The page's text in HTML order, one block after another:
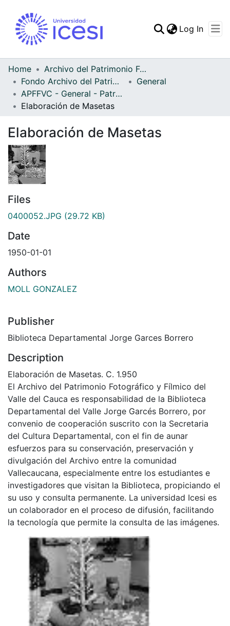
Statistics
Log In
Home
Archivo del Patrimonio Fotográfico y Fílmico del Valle del Cauca
Fondo Archivo del Patrimonio Fotográfico y Fílmico del Valle del Cauca
General
APFFVC - General - Patrimonial
Elaboración de Masetas
Elaboración de Masetas
Files
0400052.JPG (29.72 KB)
Date
1950-01-01
Authors
MOLL GONZALEZ
Publisher
Biblioteca Departamental Jorge Garces Borrero
Description
Elaboración de Masetas. C. 1.950
El Archivo del Patrimonio Fotográfico y Fílmico del
Valle del Cauca es responsabilidad de la Biblioteca
Departamental del Valle Jorge Garcés Borrero, por
convenio de cooperación suscrito con la Secretaria
del Cultura Departamental, con el fin de aunar
esfuerzos para su conservación, preservación y
divulgación del Archivo entre la comunidad
Vallecaucana, especialmente entre los estudiantes e
investigadores que visitan la Biblioteca, propiciando el
su uso y consulta permanente. La universidad Icesi es
un colaborador en el proceso de difusión, facilitando
la tecnología que permite la consulta de las imágenes.